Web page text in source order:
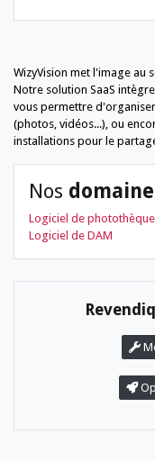
WizyVision met l'image au
Notre solution SaaS
vous permettre
(photos, vidéos...), ou
installations pour le
Nos
Logiciel de photothèque
Logiciel de DAM